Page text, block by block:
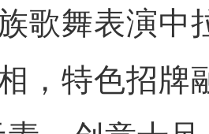
歌舞表演中
，特色招牌